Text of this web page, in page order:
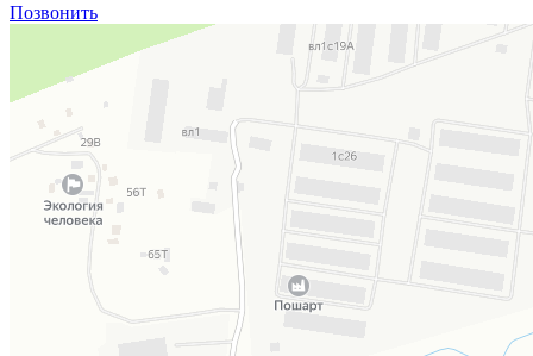
Позвонить